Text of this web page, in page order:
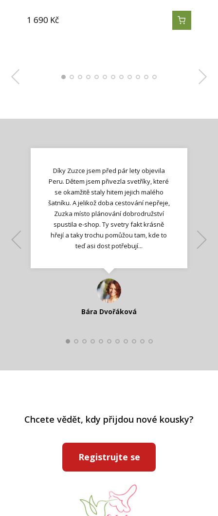
1 690 Kč
1 690 Kč
1 690 Kč
1 690 Kč
1 690 Kč
1 690 Kč
1 690 Kč
1 290 Kč
1 290 Kč
1 290 Kč
1 290 Kč
1 290 Kč
Díky Zuzce jsem před pár lety objevila
Peru. Dětem jsem přivezla svetříky, které
se okamžitě staly hitem jejich malého
šatníku. A jelikož doba cestování nepřeje,
Zuzka místo plánování dobrodružství
spustila e-shop. Ty svetry fakt krásně
hřejí a taky trochu pomůžou tam, kde to
teď asi dost potřebují...
Bára Dvořáková
Jana T.
Kateřina Veleta Štěpánová
Ilona M.
Lenka K.
Nadšená zpráva
Katka Perháčová
Smolková
Lenka K.
Chcete vědět, kdy přijdou nové kousky?
Registrujte se